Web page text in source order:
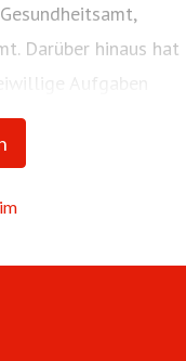
Darüber hinaus hat
Aufgaben
die
ist erneuer:bar“ und
Aufgaben.